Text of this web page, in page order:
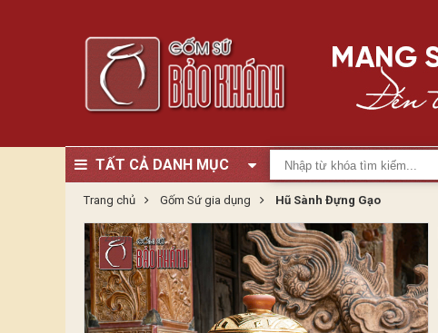
TẤT CẢ DANH MỤC
Trang chủ Gốm Sứ gia dụng Hũ Sành Đựng Gạo
Zoom